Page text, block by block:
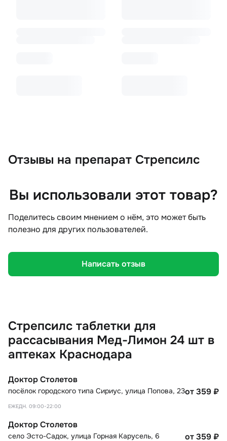
Отзывы на препарат Стрепсилс
Вы использовали этот товар?
Поделитесь своим мнением о нём, это может быть
полезно для других пользователей.
Написать отзыв
Стрепсилс таблетки для
рассасывания Мед-Лимон 24 шт в
аптеках Краснодара
Доктор Столетов
посёлок городского типа Сириус, улица Попова, 23
ЕЖЕДН. 09:00-22:00
от 359₽
Доктор Столетов
село Эсто-Садок, улица Горная Карусель, 6 от 359₽